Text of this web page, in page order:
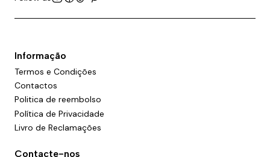
Informação
Termos e Condições
Contactos
Politica de reembolso
Política de Privacidade
Livro de Reclamações
Contacte-nos